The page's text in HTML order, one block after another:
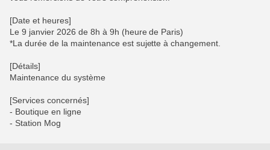
[Date et heures]
Le 9 janvier 2026 de 8h à 9h (heure de Paris)
*La durée de la maintenance est sujette à changement.
[Détails]
Maintenance du système
[Services concernés]
- Boutique en ligne
- Station Mog